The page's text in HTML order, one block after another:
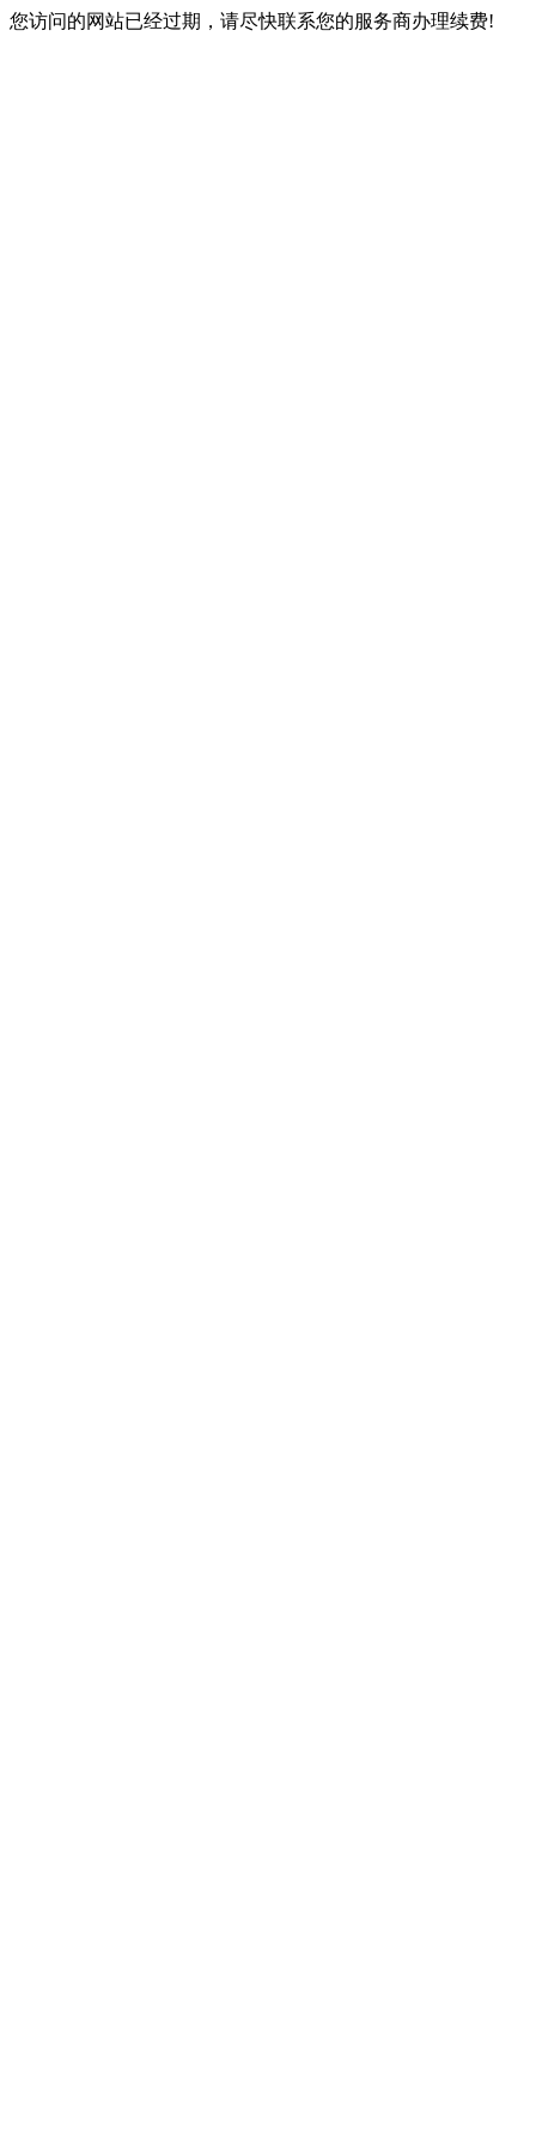
您访问的网站已经过期，请尽快联系您的服务商办理续费!